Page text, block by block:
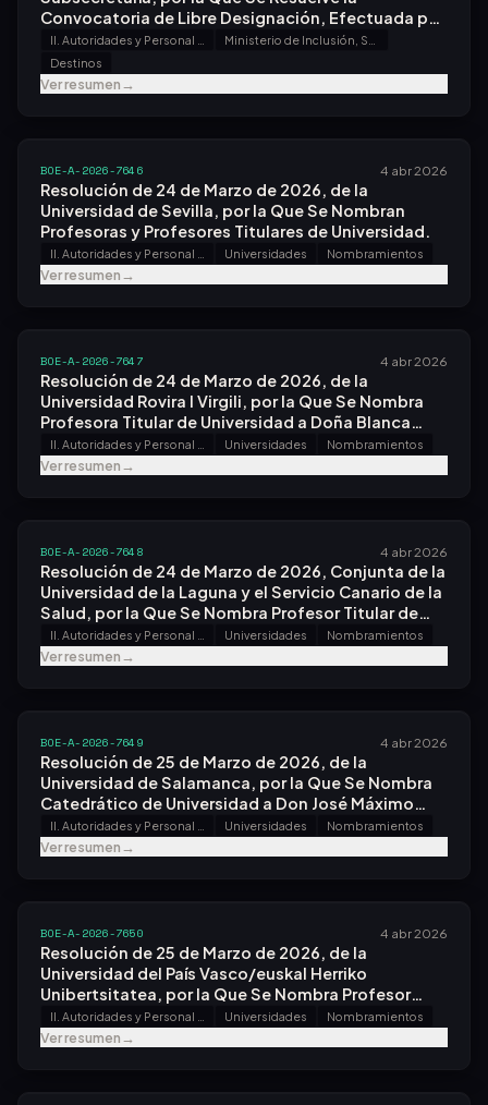
Convocatoria de Libre Designación, Efectuada por
Resolución de 23 de Febrero de 2026.
Destinos
Ver resumen→
BOE-A-2026-7646 4 abr 2026
Resolución de 24 de Marzo de 2026, de la
Universidad de Sevilla, por la Que Se Nombran
Profesoras y Profesores Titulares de Universidad.
Universidades Nombramientos
Ver resumen→
BOE-A-2026-7647 4 abr 2026
Resolución de 24 de Marzo de 2026, de la
Universidad Rovira I Virgili, por la Que Se Nombra
Profesora Titular de Universidad a Doña Blanca
Deusdad Ayala.
Universidades Nombramientos
Ver resumen→
BOE-A-2026-7648 4 abr 2026
Resolución de 24 de Marzo de 2026, Conjunta de la
Universidad de la Laguna y el Servicio Canario de la
Salud, por la Que Se Nombra Profesor Titular de
Universidad, con Plaza Vinculada, a Don Alberto
Domínguez Rodríguez.
Universidades Nombramientos
Ver resumen→
BOE-A-2026-7649 4 abr 2026
Resolución de 25 de Marzo de 2026, de la
Universidad de Salamanca, por la Que Se Nombra
Catedrático de Universidad a Don José Máximo
Leza Cruz.
Universidades Nombramientos
Ver resumen→
BOE-A-2026-7650 4 abr 2026
Resolución de 25 de Marzo de 2026, de la
Universidad del País Vasco/euskal Herriko
Unibertsitatea, por la Que Se Nombra Profesor
Titular de Universidad a Don Andoni Artola Renedo.
Universidades Nombramientos
Ver resumen→